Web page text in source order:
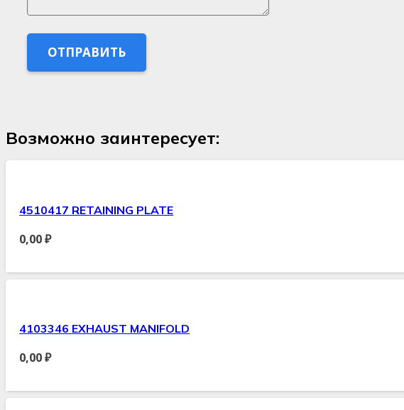
Возможно заинтересует:
4510417 RETAINING PLATE
0,00₽
4103346 EXHAUST MANIFOLD
0,00₽